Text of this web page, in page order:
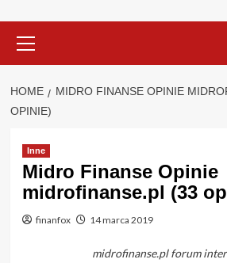
Menu
HOME
MIDRO FINANSE OPINIE
OPINIE)
Inne
Midro Finanse Opinie
midrofinanse.pl (33
finanfox 14 marca 2019
midrofinanse.pl forum